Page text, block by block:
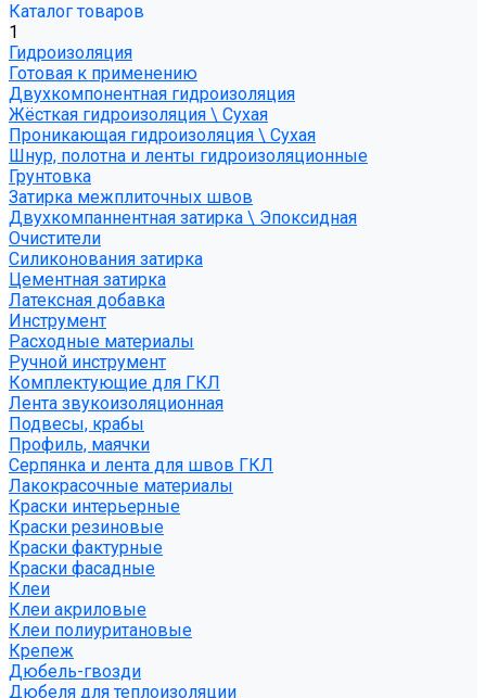
Каталог товаров
1
Гидроизоляция
Готовая к применению
Двухкомпонентная гидроизоляция
Жёсткая гидроизоляция \ Сухая
Проникающая гидроизоляция \ Сухая
Шнур, полотна и ленты гидроизоляционные
Грунтовка
Затирка межплиточных швов
Двухкомпаннентная затирка \ Эпоксидная
Очистители
Силиконования затирка
Цементная затирка
Латексная добавка
Инструмент
Расходные материалы
Ручной инструмент
Комплектующие для ГКЛ
Лента звукоизоляционная
Подвесы, крабы
Профиль, маячки
Серпянка и лента для швов ГКЛ
Лакокрасочные материалы
Краски интерьерные
Краски резиновые
Краски фактурные
Краски фасадные
Клеи
Клеи акриловые
Клеи полиуритановые
Крепеж
Дюбель-гвозди
Дюбеля для теплоизоляции